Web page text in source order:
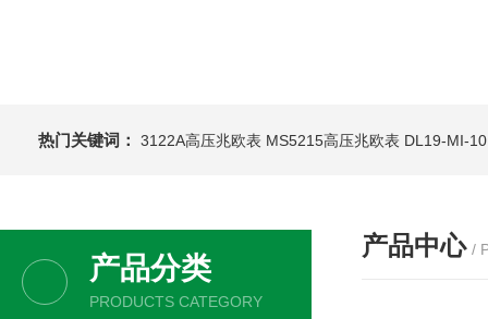
热门关键词： 3122A高压兆欧表 MS5215高压兆欧表 DL19-MI-
产品分类
PRODUCTS CATEGORY
产品中心 /